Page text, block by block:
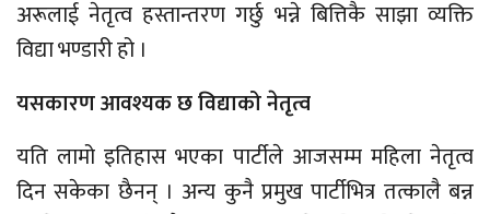
अरूलाई नेतृत्व हस्तान्तरण गर्छु भन्ने बित्तिकै साझा व्यक्ति
विद्या भण्डारी हो ।
यसकारण आवश्यक छ विद्याको नेतृत्व
यति लामो इतिहास भएका पार्टीले आजसम्म महिला नेतृत्व
दिन सकेका छैनन् । अन्य कुनै प्रमुख पार्टीभित्र तत्कालै बन्न